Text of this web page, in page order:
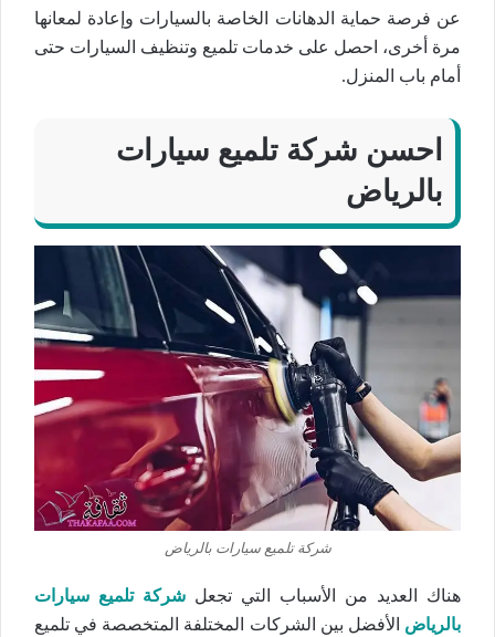
عن فرصة حماية الدهانات الخاصة بالسيارات وإعادة لمعانها
مرة أخرى، احصل على خدمات تلميع وتنظيف السيارات حتى
أمام باب المنزل.
احسن شركة تلميع سيارات
بالرياض
شركة تلميع سيارات بالرياض
هناك العديد من الأسباب التي تجعل شركة تلميع سيارات
بالرياض الأفضل بين الشركات المختلفة المتخصصة في تلميع